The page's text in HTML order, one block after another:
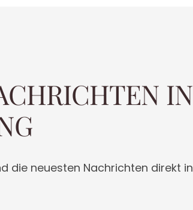
IN
die neuesten Nachrichten direkt in